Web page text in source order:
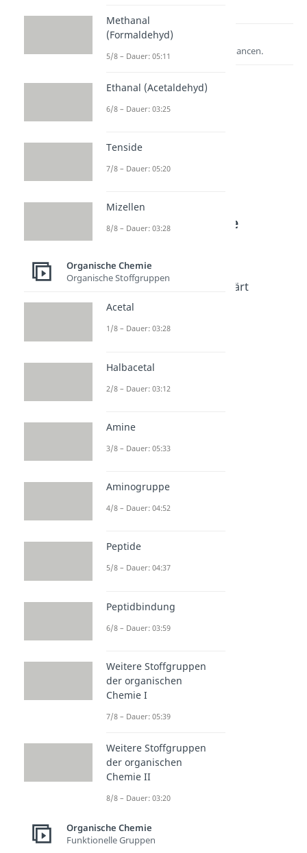
Lernen lohnt sich!
Entdecke hier deine Chancen.
Weitere Inhalte:
Organische Chemie
Organische Chemie
Dauer: 05:02
Nomenklatur einfach erklärt
Dauer: 04:48
Chiralität
Dauer: 05:41
Fischer Projektion
Dauer: 05:14
Keto-Enol-Tautomerie
Methanal
(Formaldehyd)
5/8 – Dauer: 05:11
Ethanal (Acetaldehyd)
6/8 – Dauer: 03:25
Tenside
7/8 – Dauer: 05:20
Mizellen
8/8 – Dauer: 03:28
Organische Chemie
Organische Stoffgruppen
Acetal
1/8 – Dauer: 03:28
Halbacetal
2/8 – Dauer: 03:12
Amine
3/8 – Dauer: 05:33
Aminogruppe
4/8 – Dauer: 04:52
Peptide
5/8 – Dauer: 04:37
Peptidbindung
6/8 – Dauer: 03:59
Weitere Stoffgruppen
der organischen
Chemie I
7/8 – Dauer: 05:39
Weitere Stoffgruppen
der organischen
Chemie II
8/8 – Dauer: 03:20
Organische Chemie
Funktionelle Gruppen